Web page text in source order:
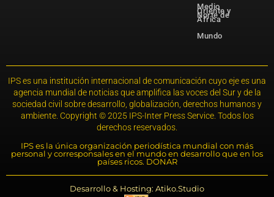
Medio
Oriente y
Norte de
África
Mundo
IPS es una institución internacional de comunicación cuyo eje es una
agencia mundial de noticias que amplifica las voces del Sur y de la
sociedad civil sobre desarrollo, globalización, derechos humanos y
ambiente. Copyright © 2025 IPS-Inter Press Service. Todos los
derechos reservados.
IPS es la única organización periodística mundial con más
personal y corresponsales en el mundo en desarrollo que en los
países ricos. DONAR
Desarrollo & Hosting: Atiko.Studio